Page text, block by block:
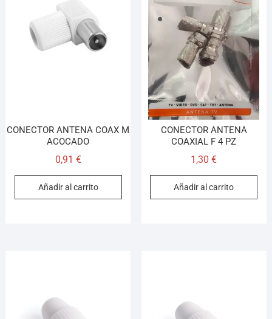
CONECTOR ANTENA COAX M
ACOCADO
0,91 €
Añadir al carrito
CONECTOR ANTENA
COAXIAL F 4 PZ
1,30€
Añadir al carrito